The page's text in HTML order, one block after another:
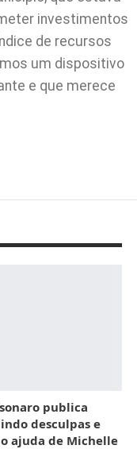
investimentos
de recursos
um dispositivo
e que merece
publica
desculpas e
ajuda de Michelle